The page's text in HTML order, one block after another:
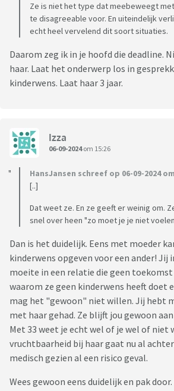
Ze is niet het type dat meebeweegt
te disagreeable voor. En uiteindelijk
echt heel vervelend dit soort situaties.
Daarom zeg ik in je hoofd die deadline.
haar. Laat het onderwerp los in
kinderwens. Laat haar 3 jaar.
Izza
06-09-2024om 15:26
HansJansen schreef op 06-09-2024
[..]
Dat weet ze. En ze geeft er weinig om.
snel over heen "zo moet je je niet
Dan is het duidelijk. Eens met moeder
kinderwens opgeven voor een ander! Jij
moeite in een relatie die geen toekomst
waarom ze geen kinderwens heeft doet
mag het "gewoon" niet willen. Jij hebt
met haar gehad. Ze blijft jou gewoon
Met 33 weet je echt wel of je wel of niet
vruchtbaarheid bij haar gaat nu al
medisch gezien al een risico geval.
Wees gewoon eens duidelijk en pak